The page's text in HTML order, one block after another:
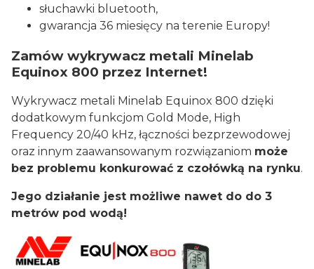
słuchawki bluetooth,
gwarancja 36 miesięcy na terenie Europy!
Zamów wykrywacz metali Minelab
Equinox 800 przez Internet!
Wykrywacz metali Minelab Equinox 800 dzięki
dodatkowym funkcjom Gold Mode, High
Frequency 20/40 kHz, łączności bezprzewodowej
oraz innym zaawansowanym rozwiązaniom może
bez problemu konkurować z czołówką na rynku.
Jego działanie jest możliwe nawet do do 3
metrów pod wodą!